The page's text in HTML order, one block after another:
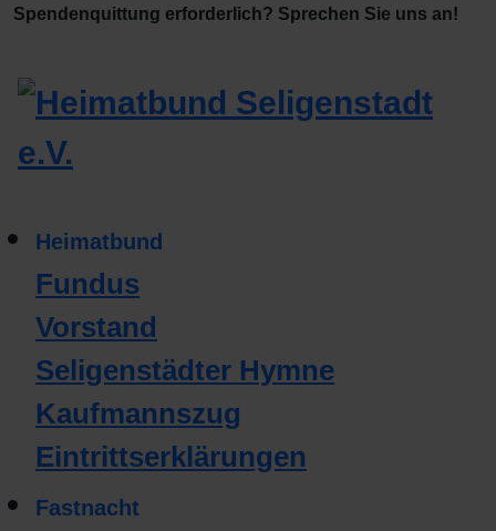
Spendenquittung erforderlich? Sprechen Sie uns an!
Heimatbund
Fundus
Vorstand
Seligenstädter Hymne
Kaufmannszug
Eintrittserklärungen
Fastnacht